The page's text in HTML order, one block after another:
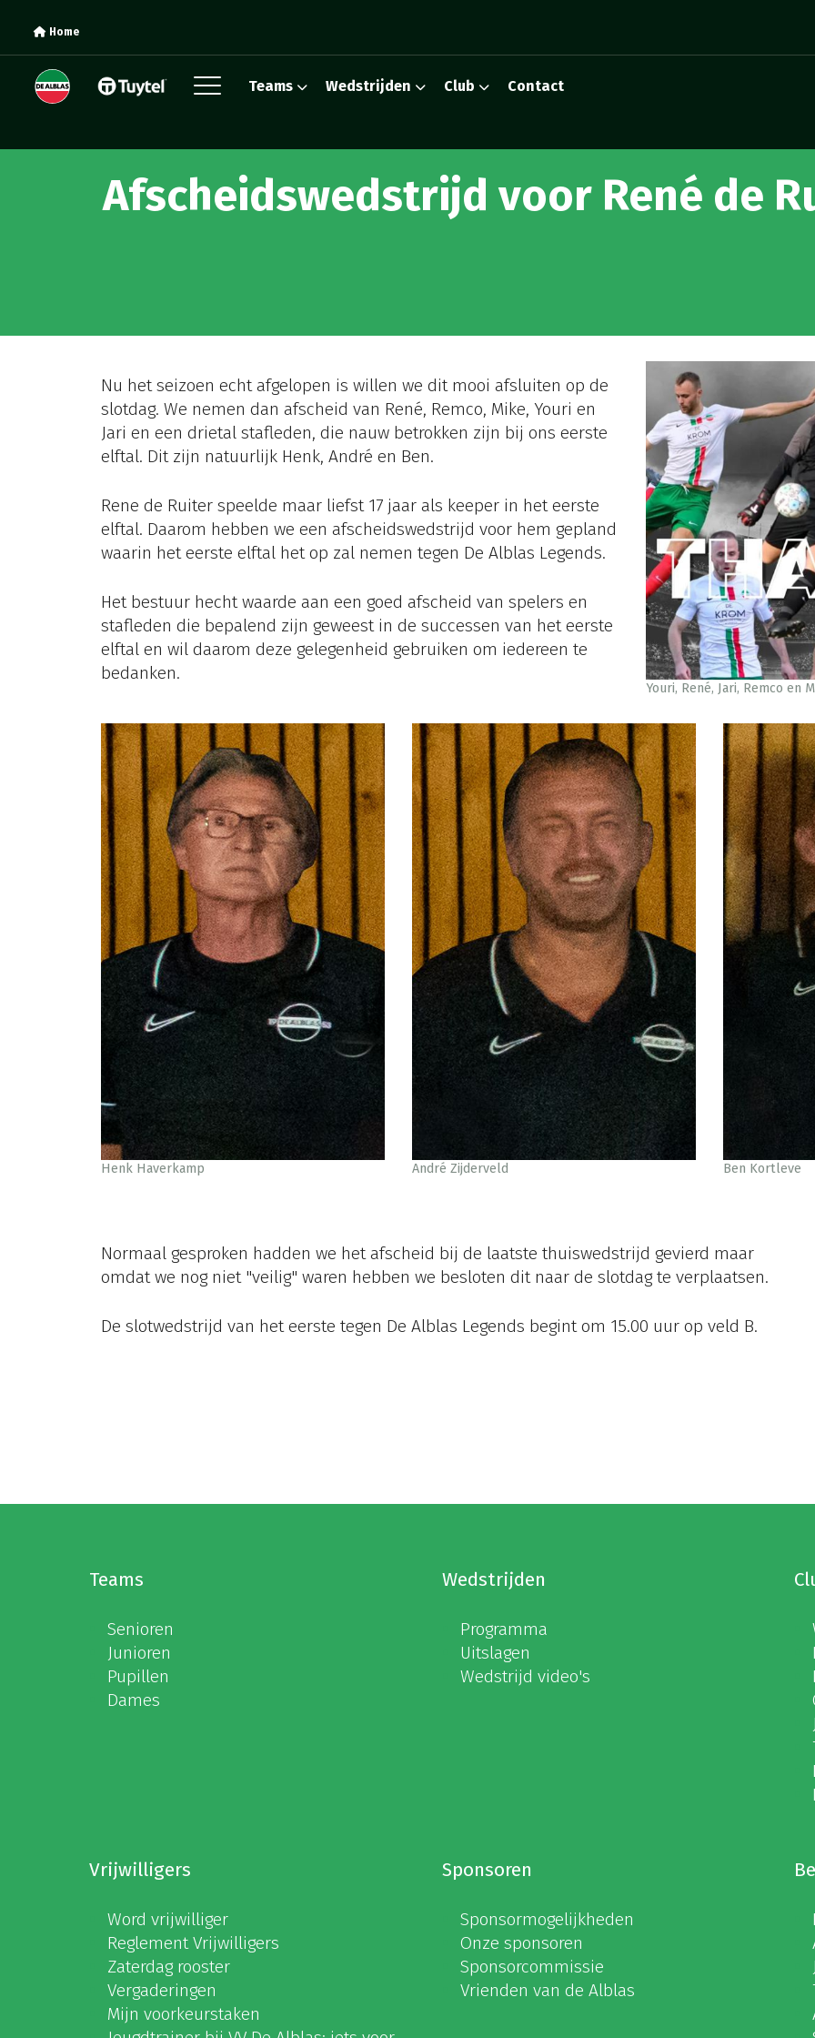
Home
Teams Wedstrijden Club Contact
Afscheidswedstrijd voor René de
Nu het seizoen echt afgelopen is willen we dit mooi afsluiten op de
slotdag. We nemen dan afscheid van René, Remco, Mike, Youri en
Jari en een drietal stafleden, die nauw betrokken zijn bij ons eerste
elftal. Dit zijn natuurlijk Henk, André en Ben.
Rene de Ruiter speelde maar liefst 17 jaar als keeper in het eerste
elftal. Daarom hebben we een afscheidswedstrijd voor hem gepland
waarin het eerste elftal het op zal nemen tegen De Alblas Legends.
Het bestuur hecht waarde aan een goed afscheid van spelers en
stafleden die bepalend zijn geweest in de successen van het eerste
elftal en wil daarom deze gelegenheid gebruiken om iedereen te
bedanken.
Youri, René, Jari, Remco en
Henk Haverkamp André Zijderveld Ben Kortleve
Normaal gesproken hadden we het afscheid bij de laatste thuiswedstrijd gevierd maar
omdat we nog niet "veilig" waren hebben we besloten dit naar de slotdag te verplaatsen.
De slotwedstrijd van het eerste tegen De Alblas Legends begint om 15.00 uur op veld B.
Teams
Senioren
Junioren
Pupillen
Dames
Wedstrijden
Programma
Uitslagen
Wedstrijd video's
Vrijwilligers
Word vrijwilliger
Reglement Vrijwilligers
Zaterdag rooster
Vergaderingen
Mijn voorkeurstaken
Sponsoren
Sponsormogelijkheden
Onze sponsoren
Sponsorcommissie
Vrienden van de Alblas